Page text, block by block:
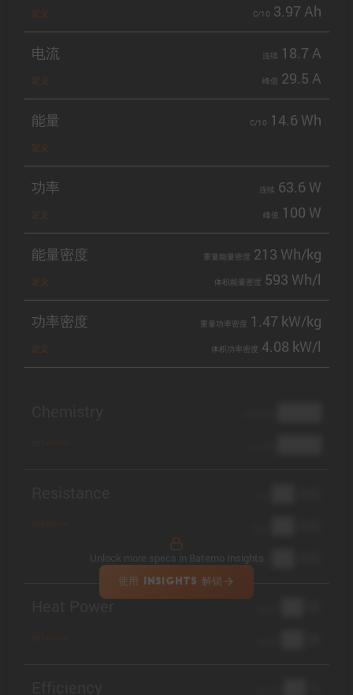
定义 C/10 3.97 Ah
电流
定义
连续 18.7 A
峰值 29.5 A
能量
定义
C/10 14.6 Wh
功率
定义
连续 63.6 W
峰值 100 W
能量密度
定义
重量能量密度 213 Wh/kg
体积能量密度 593 Wh/l
功率密度
定义
重量功率密度 1.47 kW/kg
体积功率密度 4.08 kW/l
DCIR
Heat Power
Unlock more specs in Batemo Insights
使用 INSIGHTS 解锁